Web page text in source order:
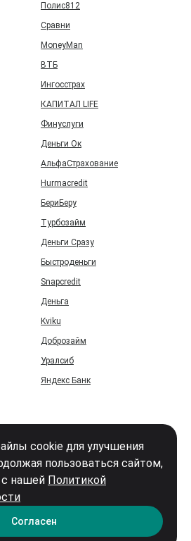
Полис812
Сравни
MoneyMan
ВТБ
Ингосстрах
КАПИТАЛ LIFE
Финуслуги
Деньги Ок
АльфаСтрахование
Hurmacredit
БериБеру
Турбозайм
Деньги Сразу
Быстроденьги
Snapcredit
Деньга
Kviku
Доброзайм
Уралсиб
Яндекс Банк
Карта сайта
cookie для улучшения
пользоваться сайтом,
нашей Политикой
Согласен